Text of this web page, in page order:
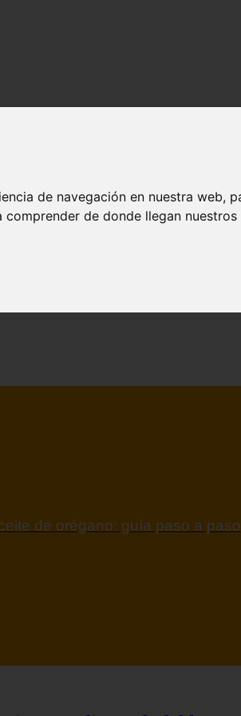
de navegación en nuestra web,
de donde llegan nuestros
del espino amarillo: conocelas